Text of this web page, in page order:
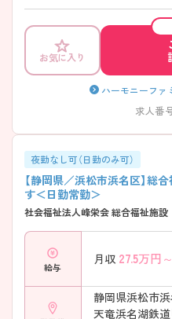
お気に入り
ハーモニーフ
求人番
夜勤なし可（日勤のみ可）
【静岡県／浜松市浜名区】総
す＜日勤常勤＞
社会福祉法人峰栄会 総合福祉施
給与
月収 27.5万円～
静岡県浜松市
天竜浜名湖鉄道